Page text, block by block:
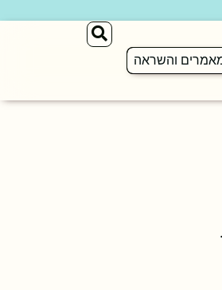
והשראה